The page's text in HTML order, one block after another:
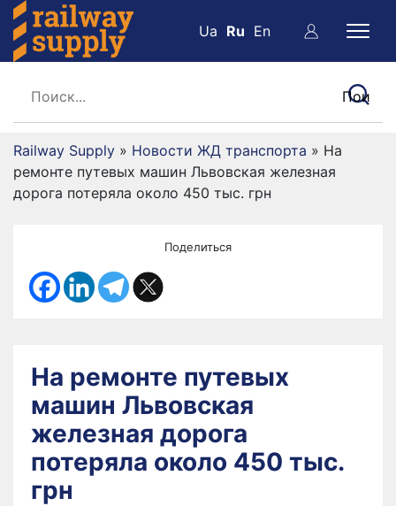
Ua Ru En
Railway Supply » Новости ЖД транспорта » На
ремонте путевых машин Львовская железная
дорога потеряла около 450 тыс. грн
Поделиться
На ремонте путевых
машин Львовская
железная дорога
потеряла около 450 тыс.
грн